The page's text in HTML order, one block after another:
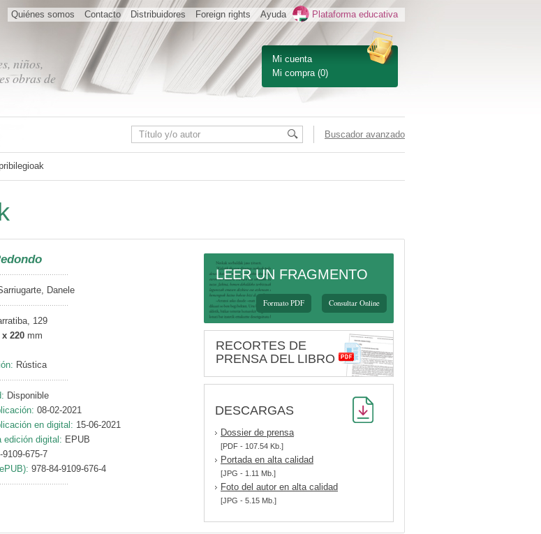
Mi cuenta
Mi compra (0)
niños,
obras de
Quiénes somos Contacto Distribuidores Foreign rights Ayuda Plataforma educativa
Buscador avanzado
Danele
129
x 220 mm
Rústica
Disponible
08-02-2021
en digital: 15-06-2021
edición digital: EPUB
9109-675-7
978-84-9109-676-4
LEER UN FRAGMENTO
Consultar Online
Formato PDF
RECORTES DE
PRENSA DEL LIBRO
DESCARGAS
Dossier de prensa
[PDF - 107.54 Kb.]
Portada en alta calidad
[JPG - 1.11 Mb.]
Foto del autor en alta calidad
[JPG - 5.15 Mb.]